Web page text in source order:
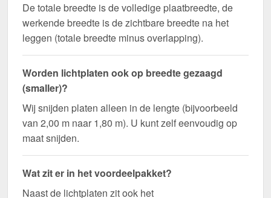
De totale breedte is de volledige plaatbreedte, de
werkende breedte is de zichtbare breedte na het
leggen (totale breedte minus overlapping).
Worden lichtplaten ook op breedte gezaagd
(smaller)?
Wij snijden platen alleen in de lengte (bijvoorbeeld
van 2,00 m naar 1,80 m). U kunt zelf eenvoudig op
maat snijden.
Wat zit er in het voordeelpakket?
Naast de lichtplaten zit ook het